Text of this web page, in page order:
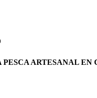
PESCA ARTESANAL EN